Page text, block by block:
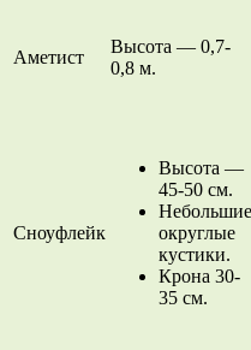
Аметист
Высота — 0,7-
0,8 м.
Сноуфлейк
Высота —
45-50 см.
Небольшие
округлые
кустики.
Крона 30-
35 см.